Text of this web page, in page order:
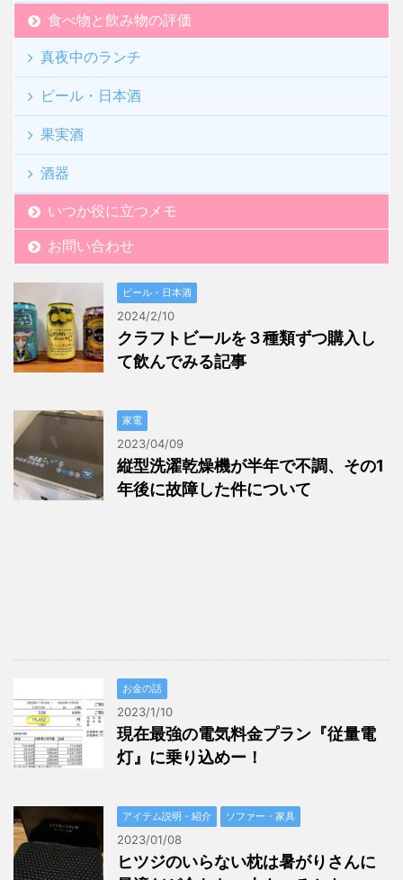
食べ物と飲み物の評価
真夜中のランチ
ビール・日本酒
果実酒
酒器
いつか役に立つメモ
お問い合わせ
ビール・日本酒
2024/2/10
クラフトビールを３種類ずつ購入し
て飲んでみる記事
家電
2023/04/09
縦型洗濯乾燥機が半年で不調、その1
年後に故障した件について
お金の話
2023/1/10
現在最強の電気料金プラン『従量電
灯』に乗り込めー！
アイテム説明・紹介 ソファー・家具
2023/01/08
ヒツジのいらない枕は暑がりさんに